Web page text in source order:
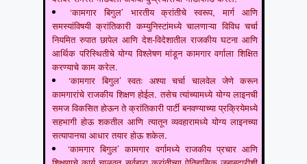
‘कामगार बिगुल’ भारतीय क्रांतीचे स्वरूप, मार्ग आणि
समस्यांविषयी क्रांतिकारी कम्युनिस्टांमध्ये चालणाऱ्या विविध चर्चा
नियमित रुपात छापेल आणि देश-विदेशातील राजकीय घटना आणि
आर्थिक परिस्थितीचे योग्य विश्लेषण मांडून कामगार वर्गाला शिक्षित
करण्याचे काम करेल.
‘कामगार बिगुल’ स्वतः अश्या चर्चा चालवेल जेणे करून
कामगारांचे राजकीय शिक्षण होईल. तसेच त्यांच्यामध्ये योग्य लाइनची
समज विकसित होऊन ते क्रांतिकारी पार्टी बनवण्याच्या प्रक्रियेमध्ये
सहभागी होऊ शकतील आणि त्यातून व्यवहारामध्ये योग्य लाइनच्या
सत्यापानचा आधार तयार होऊ शकेल.
‘कामगार बिगुल’ कामगार वर्गामध्ये राजकीय प्रचार आणि